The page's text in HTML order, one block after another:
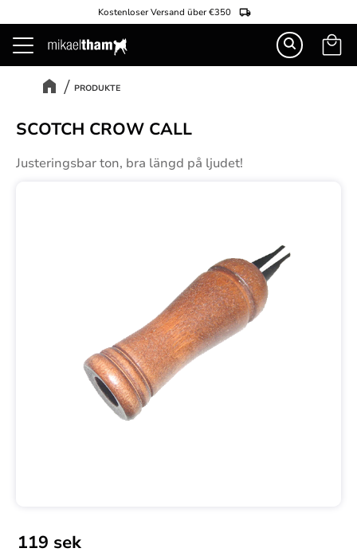
Menü
Kostenloser Versand über €350
PRODUKTE
SCOTCH CROW CALL
Justeringsbar ton, bra längd på ljudet!
119 sek